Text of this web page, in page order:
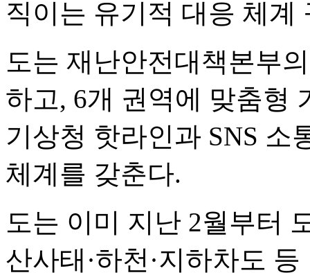
직이는 유기적 대응 체계
도는 재난안전대책본부
하고, 6개 권역에 맞춤형
기상청 핫라인과 SNS 소
체계를 갖춘다.
도는 이미 지난 2월부터
산사태·하천·지하차도